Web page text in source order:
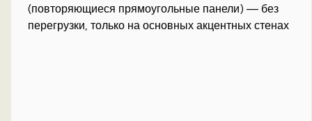
(повторяющиеся прямоугольные панели) — без
перегрузки, только на основных акцентных стенах